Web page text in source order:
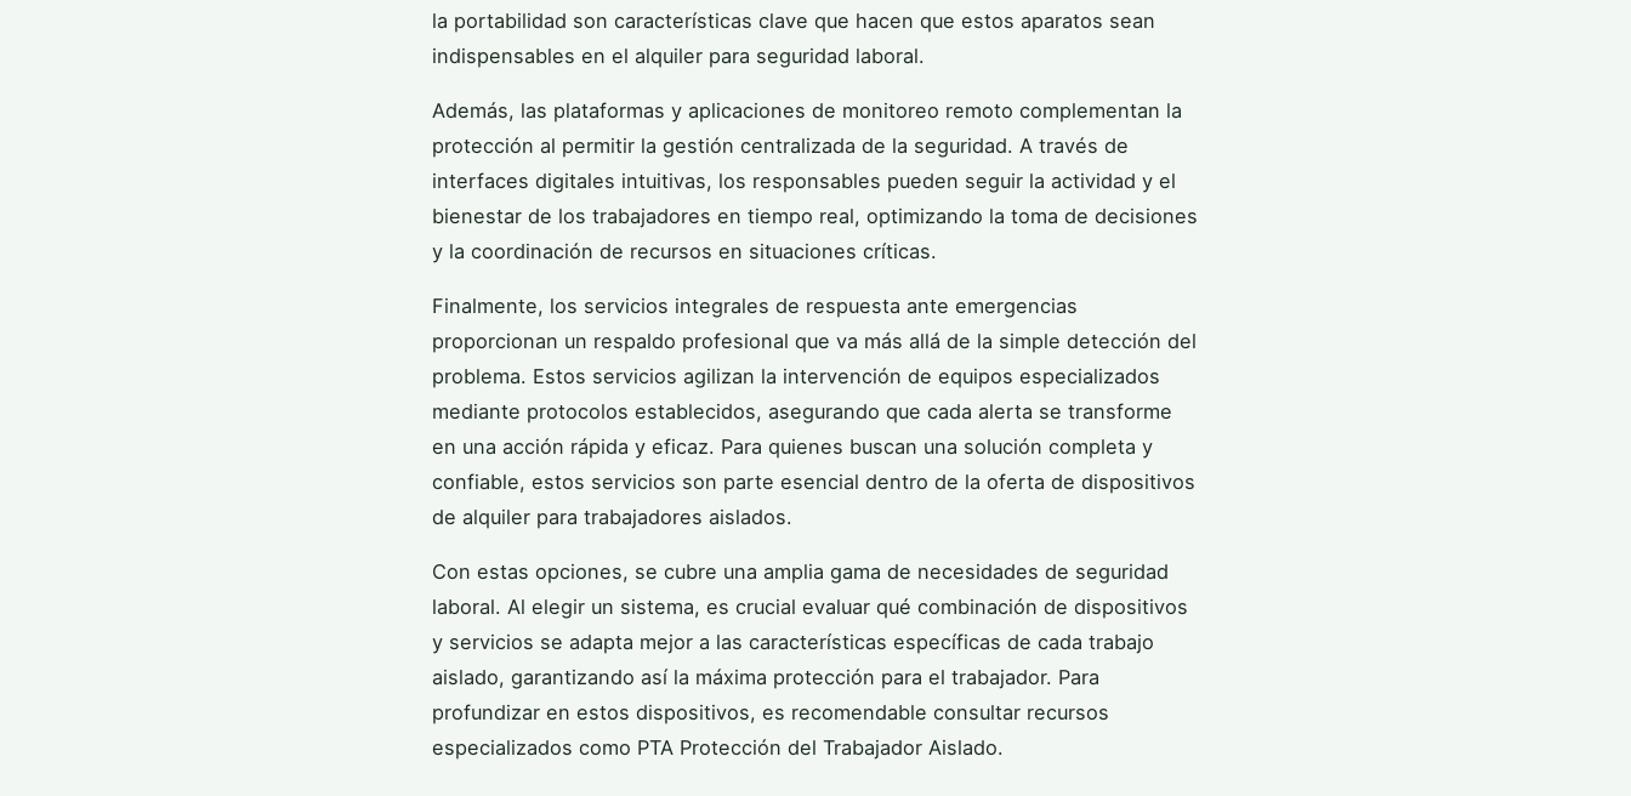
la portabilidad son características clave que hacen que estos aparatos sean
indispensables en el alquiler para seguridad laboral.
Además, las plataformas y aplicaciones de monitoreo remoto complementan la
protección al permitir la gestión centralizada de la seguridad. A través de
interfaces digitales intuitivas, los responsables pueden seguir la actividad y el
bienestar de los trabajadores en tiempo real, optimizando la toma de decisiones
y la coordinación de recursos en situaciones críticas.
Finalmente, los servicios integrales de respuesta ante emergencias
proporcionan un respaldo profesional que va más allá de la simple detección del
problema. Estos servicios agilizan la intervención de equipos especializados
mediante protocolos establecidos, asegurando que cada alerta se transforme
en una acción rápida y eficaz. Para quienes buscan una solución completa y
confiable, estos servicios son parte esencial dentro de la oferta de dispositivos
de alquiler para trabajadores aislados.
Con estas opciones, se cubre una amplia gama de necesidades de seguridad
laboral. Al elegir un sistema, es crucial evaluar qué combinación de dispositivos
y servicios se adapta mejor a las características específicas de cada trabajo
aislado, garantizando así la máxima protección para el trabajador. Para
profundizar en estos dispositivos, es recomendable consultar recursos
especializados como PTA Protección del Trabajador Aislado.